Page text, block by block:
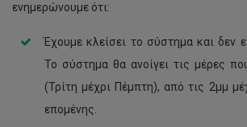
ενημερώνουμε ότι:
Έχουμε κλείσει το σύστημα και δεν
Το σύστημα θα ανοίγει τις μέρες
(Τρίτη μέχρι Πέμπτη), από τις 2μμ
επομένης.